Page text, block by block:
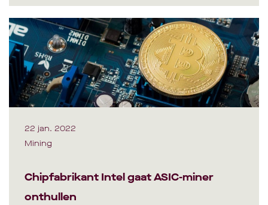
22 jan. 2022
Mining
Chipfabrikant Intel gaat ASIC-miner
onthullen